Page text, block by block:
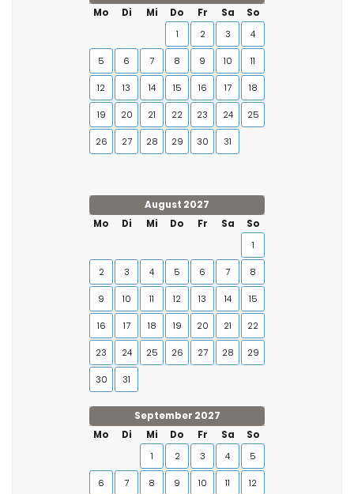
Mo Di Mi Do Fr Sa
So
1
2 3 4
5 6 7 8 9 10 11
12 13 14 15 16 17 18
19 20 21 22 23 24 25
26 27 28 29 30 31
August 2027
Mo
Di Mi Do Fr Sa
So
1
2 3 4 5 6 7 8
9 10 11 12 13 14 15
16 17 18 19 20 21 22
23 24 25 26 27 28 29
30 31
September 2027
Mo
Di Mi Do Fr Sa
So
1
2 3 4 5
6 7 8 9 10 11 12